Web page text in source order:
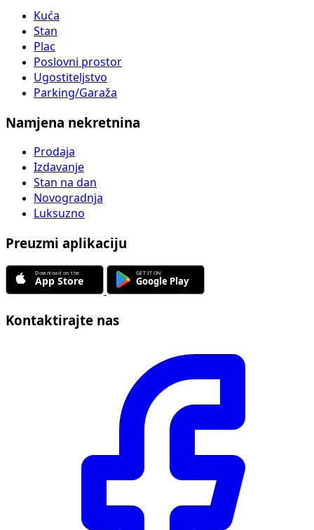
Kuća
Stan
Plac
Poslovni prostor
Ugostiteljstvo
Parking/Garaža
Namjena nekretnina
Prodaja
Izdavanje
Stan na dan
Novogradnja
Luksuzno
Preuzmi aplikaciju
Kontaktirajte nas